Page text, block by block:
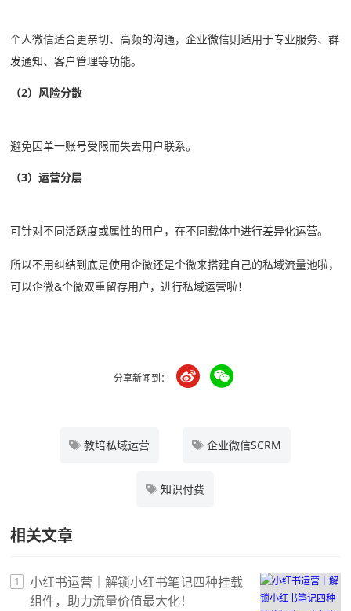
个人微信适合更亲切、高频的沟通，企业微信则适用于专业服务、群
发通知、客户管理等功能。
（2）风险分散
避免因单一账号受限而失去用户联系。
（3）运营分层
可针对不同活跃度或属性的用户，在不同载体中进行差异化运营。
所以不用纠结到底是使用企微还是个微来搭建自己的私域流量池啦，
可以企微&个微双重留存用户，进行私域运营啦！
分享新闻到：
教培私域运营 企业微信SCRM
知识付费
相关文章
1
小红书运营｜解锁小红书笔记四种挂载
组件，助力流量价值最大化！